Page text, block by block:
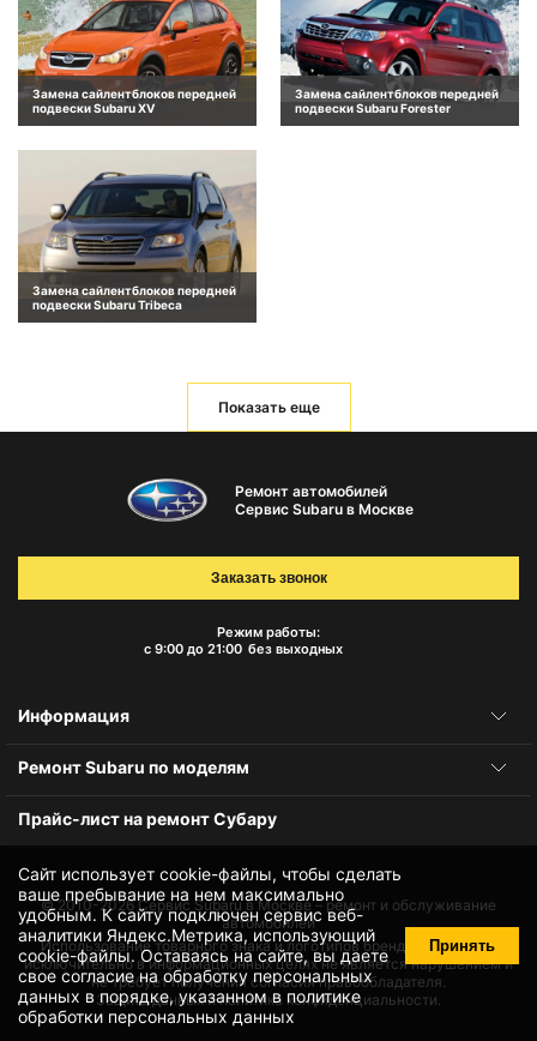
Замена сайлентблоков передней
подвески Subaru XV
Замена сайлентблоков передней
подвески Subaru Forester
Замена сайлентблоков передней
подвески Subaru Tribeca
Показать еще
Сайт использует cookie-файлы, чтобы сделать
ваше пребывание на нем максимально
удобным. К cайту подключен сервис веб-
аналитики Яндекс.Метрика, использующий
cookie-файлы. Оставаясь на сайте, вы даете
своесогласие на обработку персональных
данных в порядке, указанном в политике
обработки персональных данных
Принять
Ремонт автомобилей
Сервис Subaru в Москве
Режим работы:
с 9:00 до 21:00 без выходных
Заказать звонок
Информация
Ремонт Subaru по моделям
Прайс-лист на ремонт Субару
© 2010-2026Сервис Subaru в Москве – ремонт и обслуживание
автомобилей
Использование товарного знака и логотипов бренда происходит
исключительно в информационных целях не является нарушением и
не требует получения согласия правообладателя.
Защита данных и политика конфиденциальности.